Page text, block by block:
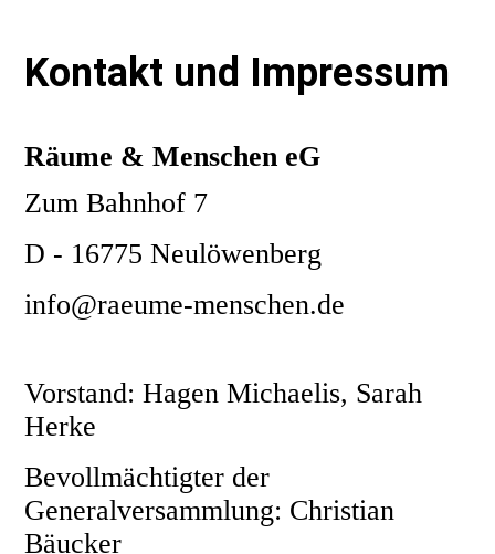
Kontakt und Impressum
Räume & Menschen eG
Zum Bahnhof 7
D - 16775 Neulöwenberg
info@raeume-menschen.de
Vorstand: Hagen Michaelis, Sarah
Herke
Bevollmächtigter der
Generalversammlung: Christian
Bäucker